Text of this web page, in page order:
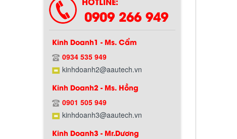
0909 266 949
Kinh Doanh1 - Ms. Cẩm
0934 535 949
kinhdoanh2@aautech.vn
Kinh Doanh2 - Ms. Hồng
0901 505 949
kinhdoanh3@aautech.vn
Kinh Doanh3 - Mr.Dương